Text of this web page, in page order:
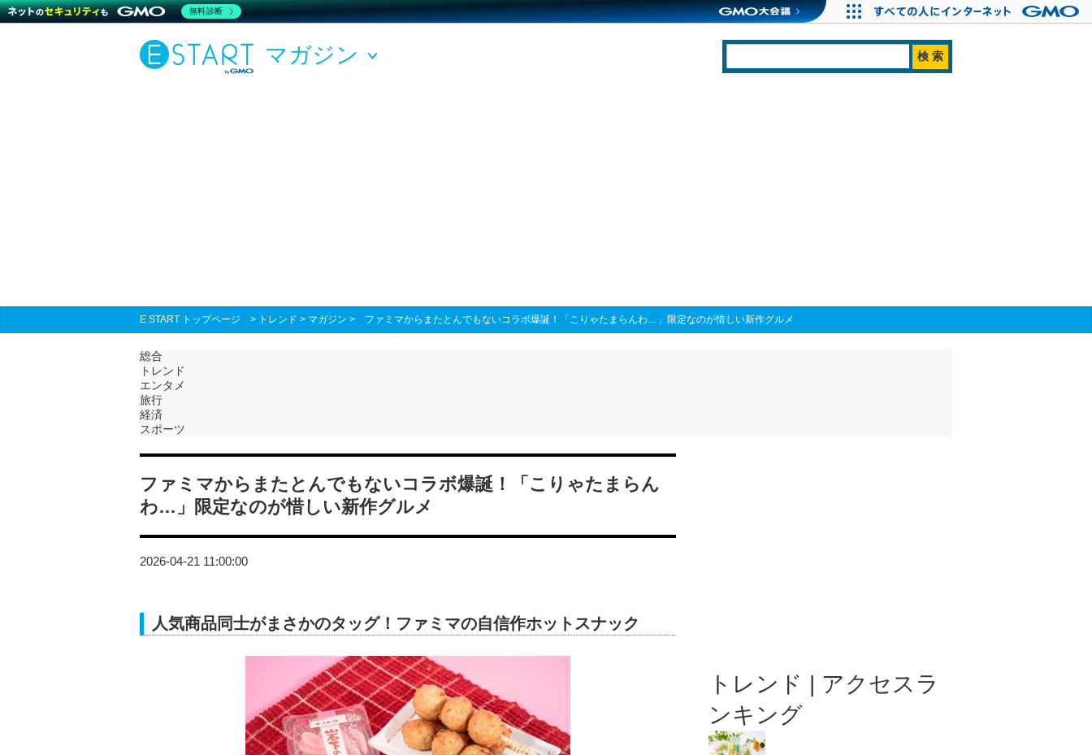
マガジン
E START トップページ > トレンド > マガジン > ファミマからまたとんでもないコラボ爆誕！「こりゃたまらんわ…」限定なのが惜しい新作グルメ
総合
トレンド
エンタメ
旅行
経済
スポーツ
ファミマからまたとんでもないコラボ爆誕！「こりゃたまらん
わ…」限定なのが惜しい新作グルメ
2026-04-21 11:00:00
人気商品同士がまさかのタッグ！ファミマの自信作ホットスナック
トレンド | アクセスラ
ンキング
無料診断